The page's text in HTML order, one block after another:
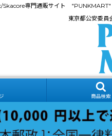
Skacore専門通販サイト
東京都公安委員
商品検索